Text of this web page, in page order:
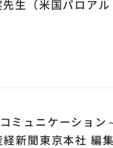
生（米国パロア
ミュニケーショ
聞東京本社 編集